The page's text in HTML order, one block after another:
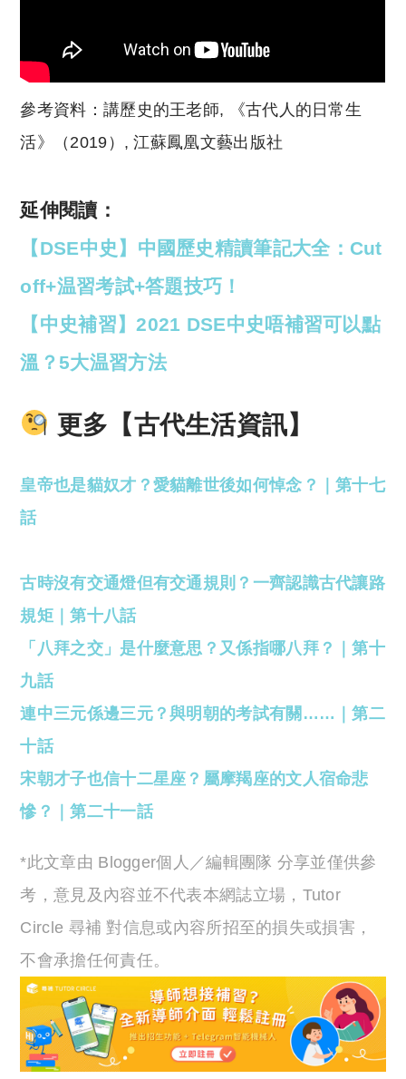
參考資料：講歷史的王老師, 《古代人的日常生
活》（2019）, 江蘇鳳凰文藝出版社
延伸閱讀：
【DSE中史】中國歷史精讀筆記大全：Cut
off+温習考試+答題技巧！
【中史補習】2021 DSE中史唔補習可以點
溫？5大温習方法
更多【古代生活資訊】
皇帝也是貓奴才？愛貓離世後如何悼念？｜第十七
話
古時沒有交通燈但有交通規則？一齊認識古代讓路
規矩｜第十八話
「八拜之交」是什麼意思？又係指哪八拜？｜第十
九話
連中三元係邊三元？與明朝的考試有關……｜第二
十話
宋朝才子也信十二星座？屬摩羯座的文人宿命悲
慘？｜第二十一話
*此文章由 Blogger個人／編輯團隊 分享並僅供參
考，意見及內容並不代表本網誌立場，Tutor
Circle 尋補 對信息或內容所招至的損失或損害，
不會承擔任何責任。